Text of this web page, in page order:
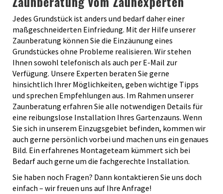
Jedes Grundstück ist anders und bedarf daher einer
maßgeschneiderten Einfriedung. Mit der Hilfe unserer
Zaunberatung können Sie die Einzäunung eines
Grundstückes ohne Probleme realisieren. Wir stehen
Ihnen sowohl telefonisch als auch per E-Mail zur
Verfügung. Unsere Experten beraten Sie gerne
hinsichtlich Ihrer Möglichkeiten, geben wichtige Tipps
und sprechen Empfehlungen aus. Im Rahmen unserer
Zaunberatung erfahren Sie alle notwendigen Details für
eine reibungslose Installation Ihres Gartenzauns. Wenn
Sie sich in unserem Einzugsgebiet befinden, kommen wir
auch gerne persönlich vorbei und machen uns ein genaues
Bild. Ein erfahrenes Montageteam kümmert sich bei
Bedarf auch gerne um die fachgerechte Installation.
Sie haben noch Fragen? Dann kontaktieren Sie uns doch
einfach – wir freuen uns auf Ihre Anfrage!